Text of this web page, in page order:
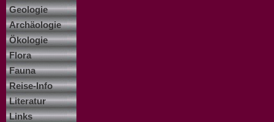
Geologie
Archäologie
Ökologie
Flora
Fauna
Reise-Info
Literatur
Links